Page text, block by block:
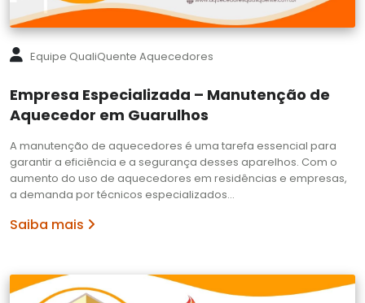
Equipe QualiQuente Aquecedores
Empresa Especializada – Manutenção de
Aquecedor em Guarulhos
A manutenção de aquecedores é uma tarefa essencial para
garantir a eficiência e a segurança desses aparelhos. Com o
aumento do uso de aquecedores em residências e empresas,
a demanda por técnicos especializados…
Saiba mais